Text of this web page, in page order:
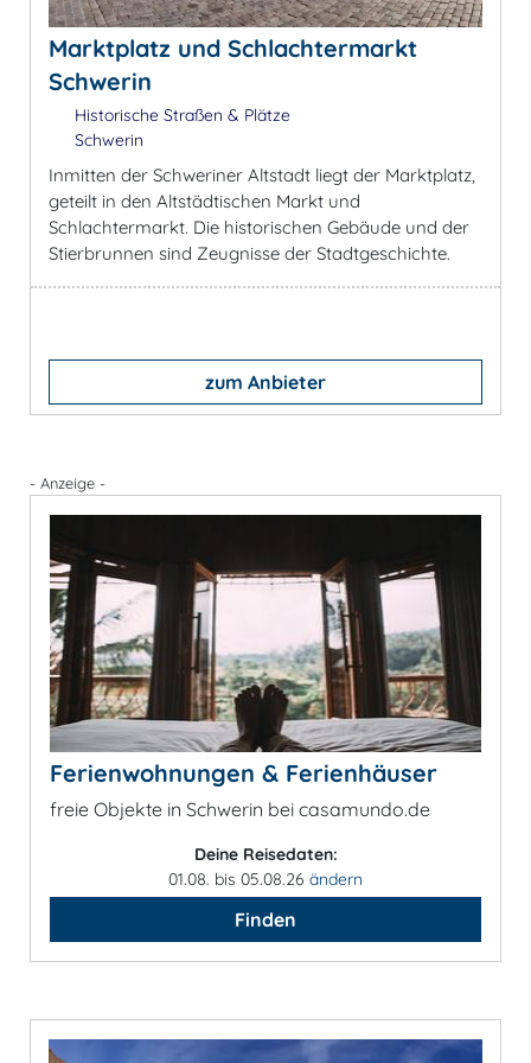
Marktplatz und Schlachtermarkt
Schwerin
Historische Straßen & Plätze
Schwerin
Inmitten der Schweriner Altstadt liegt der Marktplatz,
geteilt in den Altstädtischen Markt und
Schlachtermarkt. Die historischen Gebäude und der
Stierbrunnen sind Zeugnisse der Stadtgeschichte.
zum Anbieter
- Anzeige -
Ferienwohnungen & Ferienhäuser
freie Objekte in Schwerin bei casamundo.de
Deine Reisedaten:
01.08. bis 05.08.26 ändern
Finden